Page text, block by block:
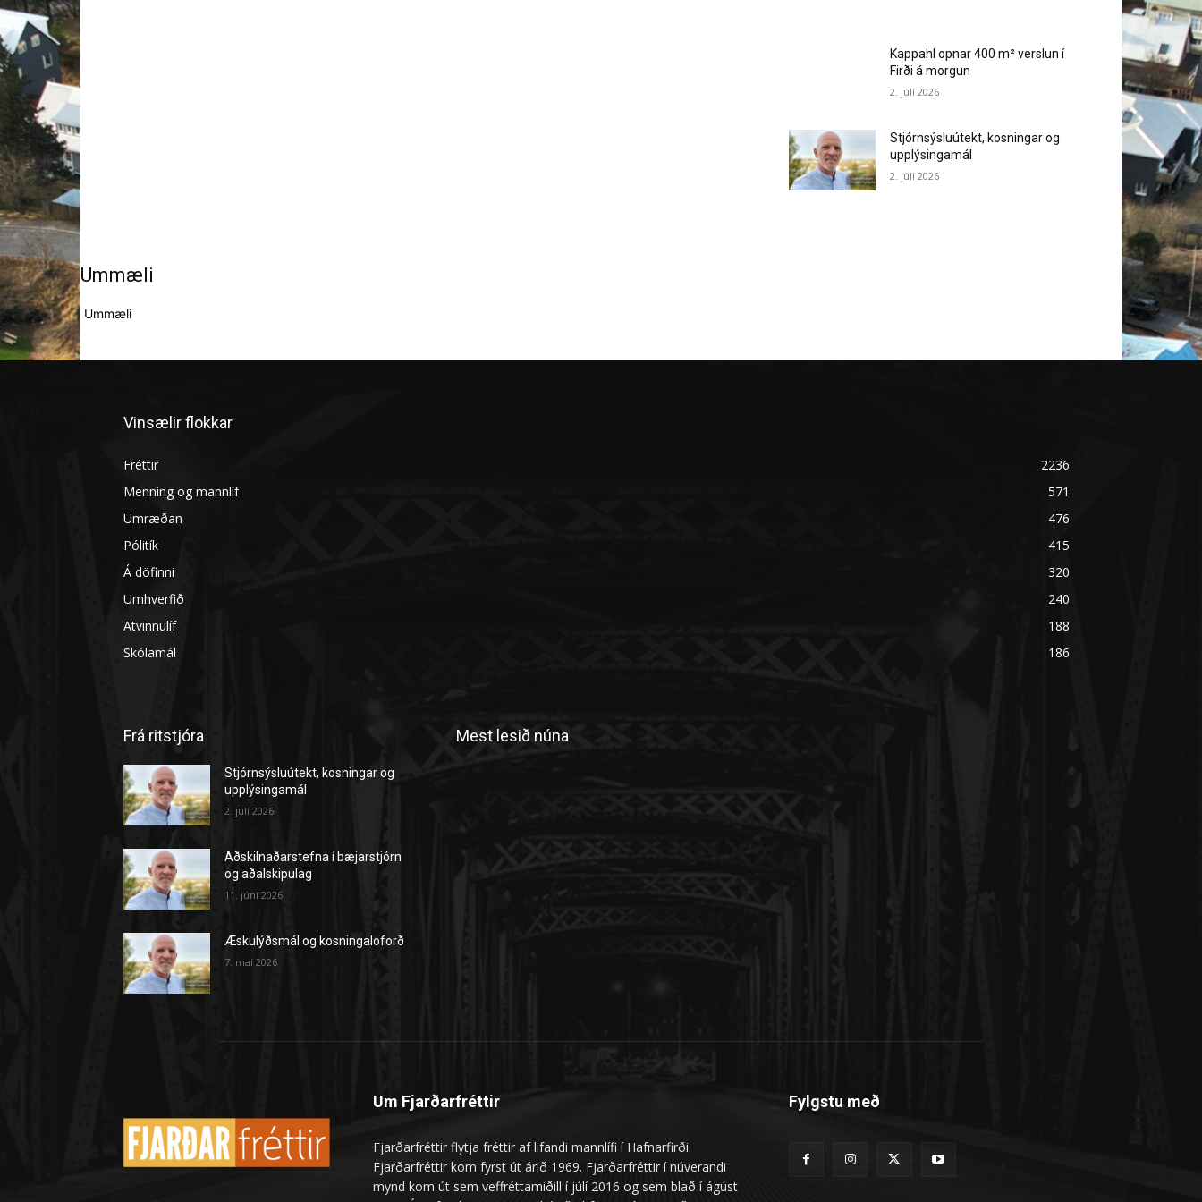
Kappahl opnar 400 m² verslun í
Firði á morgun
2. júlí 2026
Stjórnsýsluútekt, kosningar og
upplýsingamál
2. júlí 2026
Ummæli
Ummæli
Vinsælir flokkar
Fréttir
2236
Menning og mannlíf
571
Umræðan
476
Pólitík
415
Á döfinni
320
Umhverfið
240
Atvinnulíf
188
Skólamál
186
Frá ritstjóra
Stjórnsýsluútekt, kosningar og
upplýsingamál
2. júlí 2026
Aðskilnaðarstefna í bæjarstjórn
og aðalskipulag
11. júní 2026
Æskulýðsmál og kosningaloforð
7. maí 2026
Mest lesið núna
Um Fjarðarfréttir
Fjarðarfréttir flytja fréttir af lifandi mannlífi í Hafnarfirði.
Fjarðarfréttir kom fyrst út árið 1969. Fjarðarfréttir í núverandi
mynd kom út sem veffréttamiðill í júlí 2016 og sem blað í ágúst
Fylgstu með